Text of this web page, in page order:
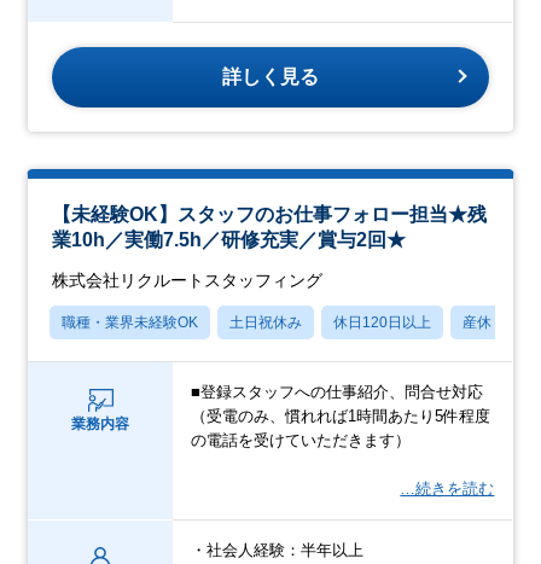
詳しく見る
【未経験OK】スタッフのお仕事フォロー担当★残
業10h／実働7.5h／研修充実／賞与2回★
株式会社リクルートスタッフィング
職種・業界未経験OK 土日祝休み 休日120日以上 産休・育休
業務内容
■登録スタッフへの仕事紹介、問合せ対応
（受電のみ、慣れれば1時間あたり5件程度
の電話を受けていただきます）
…続きを読む
・社会人経験：半年以上